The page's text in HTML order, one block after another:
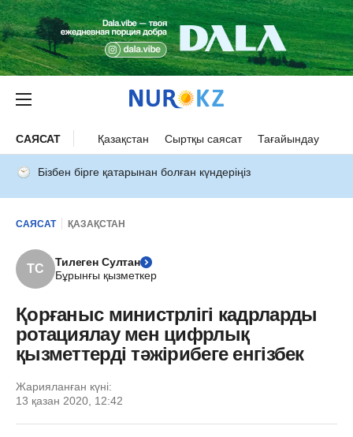
САЯСАТ Қазақстан Сыртқы саясат Тағайындау
Бізбен бірге қатарынан болған күндеріңіз
САЯСАТ ҚАЗАҚСТАН
ТС
Тилеген Султан
Бұрынғы қызметкер
Қорғаныс министрлігі кадрларды
ротациялау мен цифрлық
қызметтерді тәжірибеге енгізбек
Жарияланған күні:
13 қазан 2020, 12:42